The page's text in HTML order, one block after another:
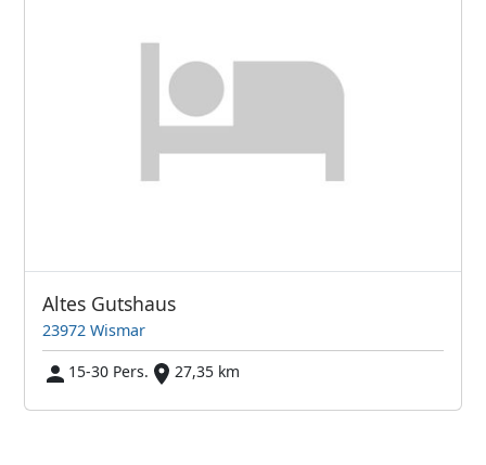
Altes Gutshaus
23972 Wismar
15-30 Pers.
27,35 km